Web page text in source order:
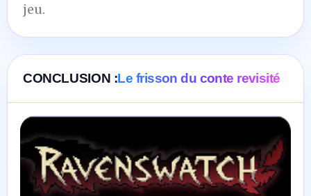
jeu.
CONCLUSION :Le frisson du conte revisité